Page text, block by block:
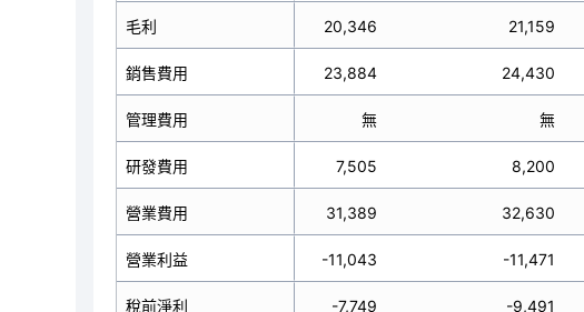
毛利
銷售費用
管理費用
研發費用
營業費用
營業利益
稅前淨利
22,682 20,346 21,159
24,666 23,884 24,430
無 無 無
7,433 7,505 8,200
32,099 31,389 32,630
-9,417 -11,043 -11,471
-8,881 -7,749 -9,491